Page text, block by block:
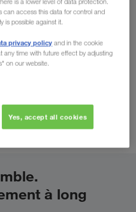
à long
can access this data for control and
is possible against it.
privacy policy and in the cookie
any time with future effect by adjusting
on our website.
Yes, accept all cookies